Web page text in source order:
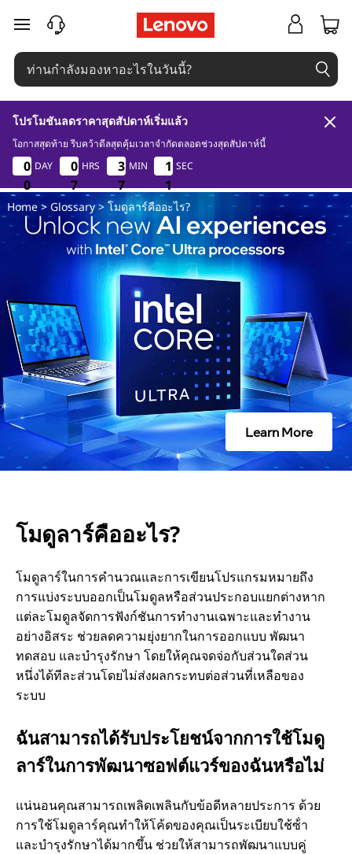
ค
า
ม
เ
ป็
โ
ม
ดู
ล
า
ข้ามไปที่เนื้อหาหลัก
โปรโมชันลดราคาสุดสัปดาห์เริ่มแล้ว
โอกาสสุดท้าย รีบคว้าดีลสุดคุ้มเวลาจำกัดตลอดช่วงสุดสัปดาห์นี้
0
0
0
0
0
0
0
0
DAY
0
7
0
7
0
7
0
7
HRS
3
7
3
7
3
7
3
7
MIN
1
0
1
0
1
0
1
0
SEC
Home> Glossary> โมดูลาร์คืออะไร?
Learn More
โมดูลาร์คืออะไร?
โมดูลาร์ในการคํานวณและการเขียนโปรแกรมหมายถึง
การแบ่งระบบออกเป็นโมดูลหรือส่วนประกอบแยกต่างหาก
แต่ละโมดูลจัดการฟังก์ชันการทํางานเฉพาะและทํางาน
อย่างอิสระ ช่วยลดความยุ่งยากในการออกแบบ พัฒนา
ทดสอบ และบํารุงรักษา โดยให้คุณจดจ่อกับส่วนใดส่วน
หนึ่งได้ทีละส่วนโดยไม่ส่งผลกระทบต่อส่วนที่เหลือของ
ระบบ
ฉันสามารถได้รับประโยชน์จากการใช้โมดู
ลาร์ในการพัฒนาซอฟต์แวร์ของฉันหรือไม่
แน่นอนคุณสามารถเพลิดเพลินกับข้อดีหลายประการ ด้วย
การใช้โมดูลาร์คุณทําให้โค้ดของคุณเป็นระเบียบใช้ซ้ํา
และบํารุงรักษาได้มากขึ้น ช่วยให้สามารถพัฒนาแบบคู่